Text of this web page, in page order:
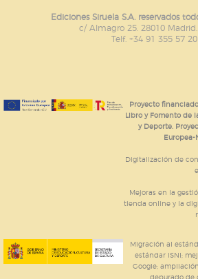
Ediciones Siruela S.A. reservados
c/ Almagro 25. 28010 Madrid.
Telf. +34 91 355 57 20
Proyecto
Libro y Fomento de
y Deporte.
Europea-
Digitalización de
Mejoras en la
tienda online y la
Migración al
estándar ISNI;
Google;